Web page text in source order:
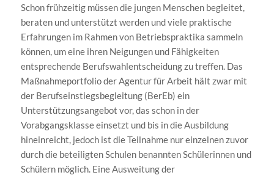
Schon frühzeitig müssen die jungen Menschen begleitet,
beraten und unterstützt werden und viele praktische
Erfahrungen im Rahmen von Betriebspraktika sammeln
können, um eine ihren Neigungen und Fähigkeiten
entsprechende Berufswahlentscheidung zu treffen. Das
Maßnahmeportfolio der Agentur für Arbeit hält zwar mit
der Berufseinstiegsbegleitung (BerEb) ein
Unterstützungsangebot vor, das schon in der
Vorabgangsklasse einsetzt und bis in die Ausbildung
hineinreicht, jedoch ist die Teilnahme nur einzelnen zuvor
durch die beteiligten Schulen benannten Schülerinnen und
Schülern möglich. Eine Ausweitung der